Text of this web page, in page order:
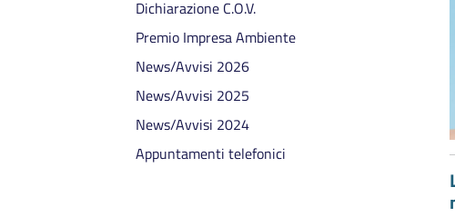
Categoria 4 bis
Categoria 5
Categoria 6
Categoria 8
Categoria 9
Categoria 10
Dichiarazione C.O.V.
Premio Impresa Ambiente
News/Avvisi 2026
News/Avvisi 2025
News/Avvisi 2024
Appuntamenti telefonici